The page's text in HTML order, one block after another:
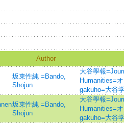
Author
坂東性純 =Bando,
Shojun
大谷學報
Humanities=
gakuho=大谷
坂東性純 =Bando,
Shojun
大谷學報
Humanities=
gakuho=大谷